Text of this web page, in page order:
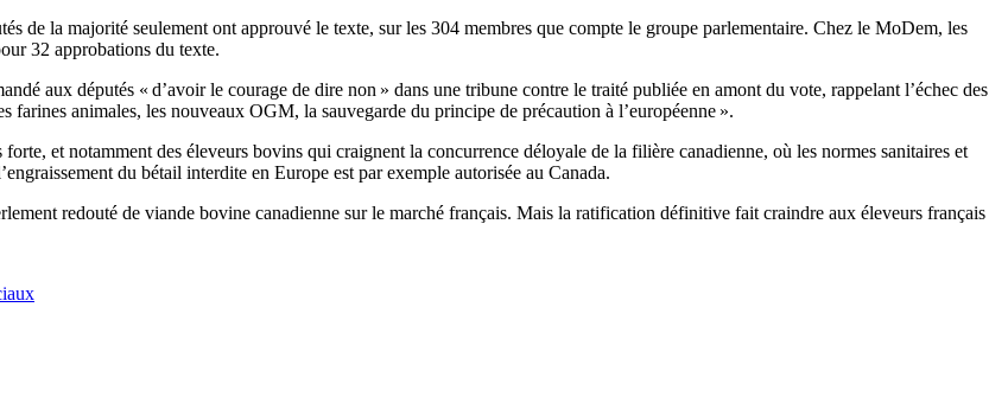
de la majorité seulement ont approuvé le texte, sur les 304 membres que compte le groupe parlementaire. Chez le MoDem, les
32 approbations du texte.
aux députés « d’avoir le courage de dire non » dans une tribune contre le traité publiée en amont du vote, rappelant l’échec des
farines animales, les nouveaux OGM, la sauvegarde du principe de précaution à l’européenne ».
et notamment des éleveurs bovins qui craignent la concurrence déloyale de la filière canadienne, où les normes sanitaires et
du bétail interdite en Europe est par exemple autorisée au Canada.
redouté de viande bovine canadienne sur le marché français. Mais la ratification définitive fait craindre aux éleveurs français